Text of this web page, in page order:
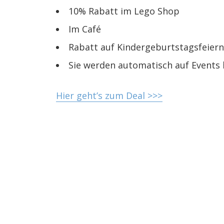
10% Rabatt im Lego Shop
Im Café
Rabatt auf Kindergeburtstagsfeiern
Sie werden automatisch auf Events
Hier geht’s zum Deal >>>